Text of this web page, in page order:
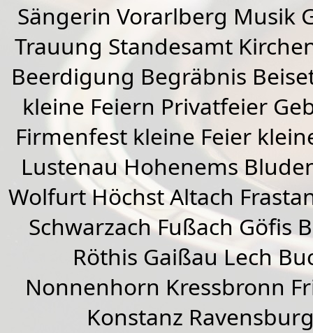
Sängerin Vorarlberg Musik
Trauung Standesamt
Beerdigung Begräbnis
kleine Feiern Privatfeier
Firmenfest kleine Feier
LustenauHohenems
WolfurtHöchstAltach
SchwarzachFußachGöfis
Röthis GaißauLech
Nonnenhorn Kressbronn
Konstanz